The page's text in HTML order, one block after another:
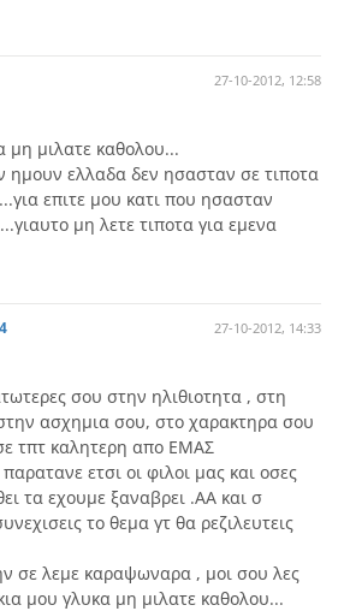
27-10-2012, 12:58
μη μιλατε καθολου...
ημουν ελλαδα δεν ησασταν σε τιποτα
επιτε μου κατι που ησασταν
μη λετε τιποτα για εμενα
27-10-2012, 14:33
σου στην ηλιθιοτητα , στη
ασχημια σου, στο χαρακτηρα σου
τπτ καλητερη απο ΕΜΑΣ
ετσι οι φιλοι μας και οσες
τα εχουμε ξαναβρει .ΑΑ και σ
το θεμα γτ θα ρεζιλευτεις
σε λεμε καραψωναρα , μοι σου λες
μου γλυκα μη μιλατε καθολου...